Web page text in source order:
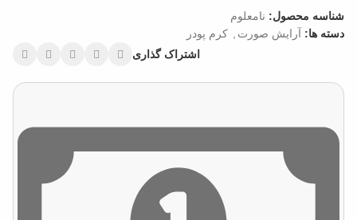
شناسه محصول: نامعلوم
دسته ها: آرایش صورت , کرم پودر
اشتراک گذاری